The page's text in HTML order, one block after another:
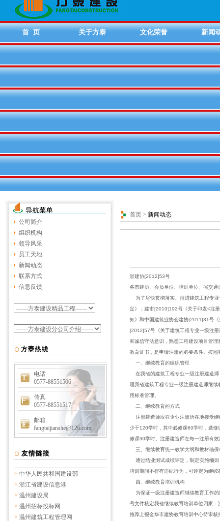
首 页 关于方泰 文化荣誉 新闻
公司简介
组织机构
领导风采
员工天地
新闻动态
联系方式
信息反馈
电话
0577-88551506
传真
0577-88551517
邮箱
fangtaijianshe@126.com
> 中华人民共和国建设部
> 浙江省建设信息港
> 温州建设局
> 温州招标投标网
> 温州建筑工程管理网
首页 > 新闻动态
浙建协[2012]53号
各市建协、会员单位、培训单位、省交
为了尽快贯彻落实、推进建筑工程专业
定》；建市[2010]192号《关于印发<注
知》和中国建筑业协会建协[2011]31号
[2012]57号《关于建筑工程专业一级注
和诚信守法意识，熟悉工程建设项目管
教育证书，是申请注册的必要条件。按
一、继续教育的组织管理
在我省的建筑工程专业一级注册建造师
理我省建筑工程专业一级注册建造师继
用标准管理。
二、继续教育的方式
注册建造师应在企业注册所在地接受继
少于120学时，其中必修课60学时，选
修课30学时。注册建造师在每一注册有
三、继续教育统一教学大纲和教材确保
通过结业测试成绩评定，制定实施细则
培训期间不得有违纪行为，可评定为继续
四、继续教育培训机构
为保证一级注册建造师继续教育工作的
号文件核定我省继续教育培训单位四家
推荐上报金华市建协教育培训中心待审